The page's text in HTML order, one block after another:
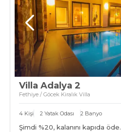
Villa Adalya 2
Fethiye / Göcek Kiralık Villa
4 Kişi 2 Yatak Odası 2 Banyo
Şimdi %20, kalanını kapıda öde.